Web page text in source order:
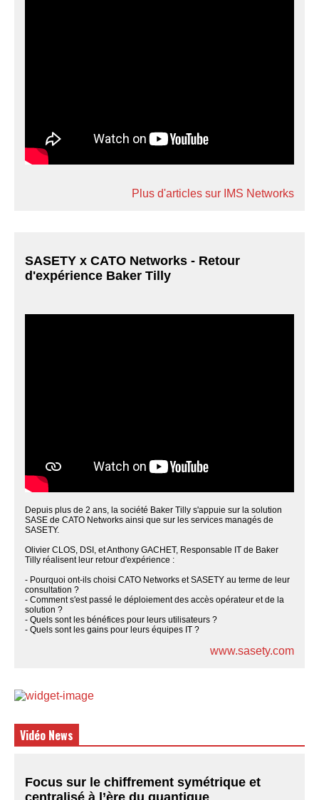
Plus d'articles sur IMS Networks
SASETY x CATO Networks - Retour
d'expérience Baker Tilly
Depuis plus de 2 ans, la société Baker Tilly s'appuie sur la solution
SASE de CATO Networks ainsi que sur les services managés de
SASETY.
Olivier CLOS, DSI, et Anthony GACHET, Responsable IT de Baker
Tilly réalisent leur retour d'expérience :
- Pourquoi ont-ils choisi CATO Networks et SASETY au terme de leur
consultation ?
- Comment s'est passé le déploiement des accès opérateur et de la
solution ?
- Quels sont les bénéfices pour leurs utilisateurs ?
- Quels sont les gains pour leurs équipes IT ?
www.sasety.com
Vidéo News
Focus sur le chiffrement symétrique et
centralisé à l’ère du quantique